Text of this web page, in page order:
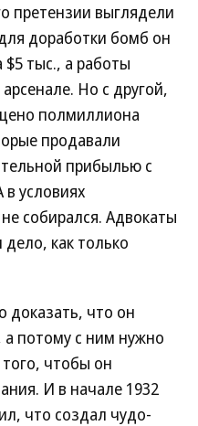
претензии выглядели
доработки бомб он
$5 тыс., а работы
Но с другой,
полмиллиона
продавали
прибылью с
условиях
собирался. Адвокаты
дело, как только
доказать, что он
а потому с ним нужно
чтобы он
И в начале 1932
что создал чудо-